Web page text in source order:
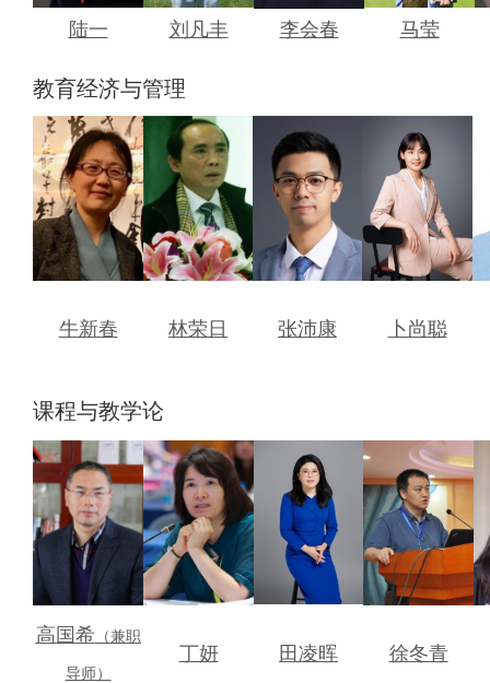
陆一 刘凡丰 李会春 马莹
教育经济与管理
牛新春 林荣日 张沛康 卜尚聪
课程与教学论
高国希（兼职
导师）
丁妍 田凌晖 徐冬青